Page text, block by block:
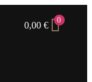
0,00 €
0